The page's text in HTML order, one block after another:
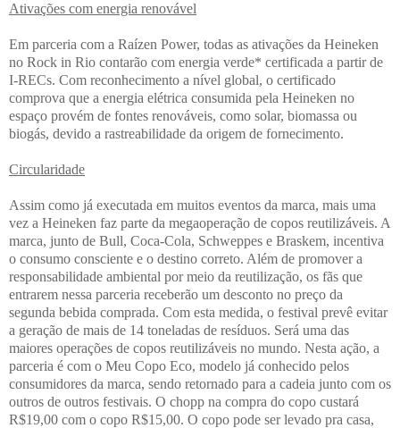
Ativações com energia renovável
Em parceria com a Raízen Power, todas as ativações da Heineken
no Rock in Rio contarão com energia verde* certificada a partir de
I-RECs. Com reconhecimento a nível global, o certificado
comprova que a energia elétrica consumida pela Heineken no
espaço provém de fontes renováveis, como solar, biomassa ou
biogás, devido a rastreabilidade da origem de fornecimento.
Circularidade
Assim como já executada em muitos eventos da marca, mais uma
vez a Heineken faz parte da megaoperação de copos reutilizáveis. A
marca, junto de Bull, Coca-Cola, Schweppes e Braskem, incentiva
o consumo consciente e o destino correto. Além de promover a
responsabilidade ambiental por meio da reutilização, os fãs que
entrarem nessa parceria receberão um desconto no preço da
segunda bebida comprada. Com esta medida, o festival prevê evitar
a geração de mais de 14 toneladas de resíduos. Será uma das
maiores operações de copos reutilizáveis no mundo. Nesta ação, a
parceria é com o Meu Copo Eco, modelo já conhecido pelos
consumidores da marca, sendo retornado para a cadeia junto com os
outros de outros festivais. O chopp na compra do copo custará
R$19,00 com o copo R$15,00. O copo pode ser levado pra casa,